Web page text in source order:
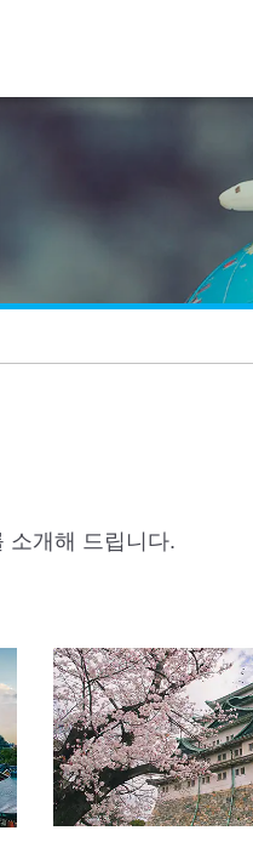
소개해 드립니다.